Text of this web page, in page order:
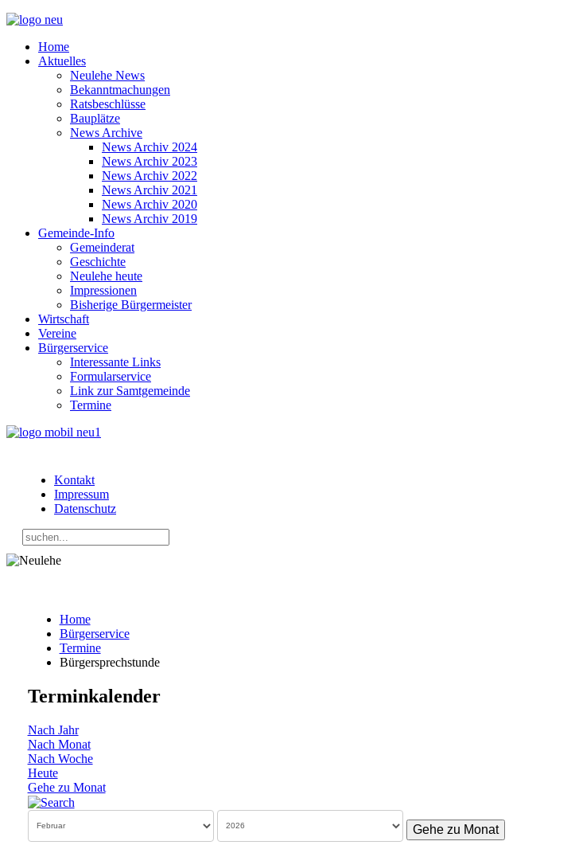
Home
Aktuelles
Neulehe News
Bekanntmachungen
Ratsbeschlüsse
Bauplätze
News Archive
News Archiv 2024
News Archiv 2023
News Archiv 2022
News Archiv 2021
News Archiv 2020
News Archiv 2019
Gemeinde-Info
Gemeinderat
Geschichte
Neulehe heute
Impressionen
Bisherige Bürgermeister
Wirtschaft
Vereine
Bürgerservice
Interessante Links
Formularservice
Link zur Samtgemeinde
Termine
Kontakt
Impressum
Datenschutz
Home
Bürgerservice
Termine
Bürgersprechstunde
Terminkalender
Nach Jahr
Nach Monat
Nach Woche
Heute
Gehe zu Monat
Gehe zu Monat